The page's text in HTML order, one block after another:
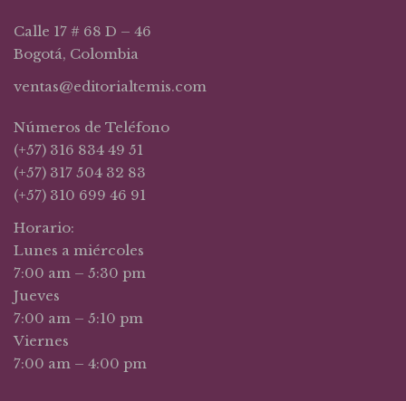
Calle 17 # 68 D – 46
Bogotá, Colombia
ventas@editorialtemis.com
Números de Teléfono
(+57) 316 834 49 51
(+57) 317 504 32 83
(+57) 310 699 46 91
Horario:
Lunes a miércoles
7:00 am – 5:30 pm
Jueves
7:00 am – 5:10 pm
Viernes
7:00 am – 4:00 pm